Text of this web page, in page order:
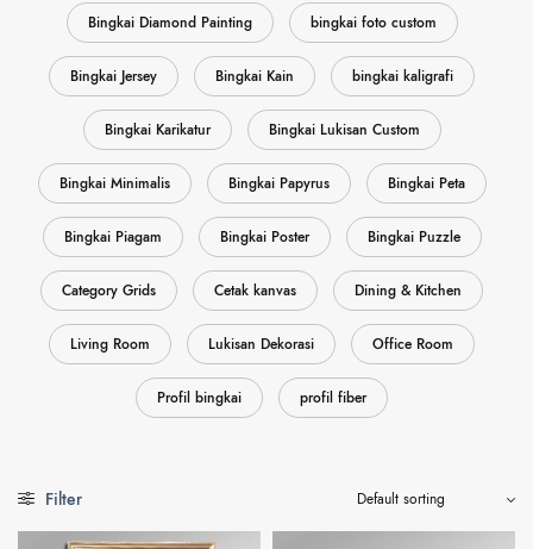
Bingkai Diamond Painting bingkai foto custom
Bingkai Jersey Bingkai Kain bingkai kaligrafi
Bingkai Karikatur Bingkai Lukisan Custom
Bingkai Minimalis Bingkai Papyrus Bingkai Peta
Bingkai Piagam Bingkai Poster Bingkai Puzzle
Category Grids Cetak kanvas Dining & Kitchen
Living Room Lukisan Dekorasi Office Room
Profil bingkai profil fiber
Filter